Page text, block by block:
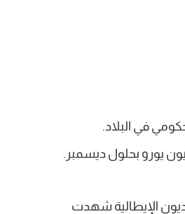
في البلاد.
الإيطالية شهدت